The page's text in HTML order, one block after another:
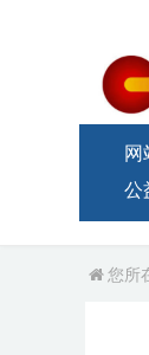
网
公
您所